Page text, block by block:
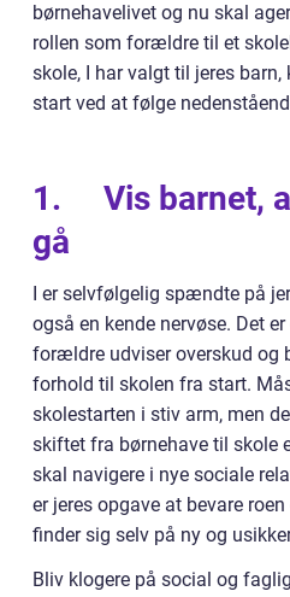
børnehavelivet og nu skal
rollen som forældre til et
skole, I har valgt til jeres
start ved at følge
1. Vis barnet,
gå
I er selvfølgelig spændte på
også en kende nervøse. Det
forældre udviser overskud og
forhold til skolen fra start.
skolestarten i stiv arm, men
skiftet fra børnehave til skole
skal navigere i nye sociale
er jeres opgave at bevare
finder sig selv på ny og
Bliv klogere på social og